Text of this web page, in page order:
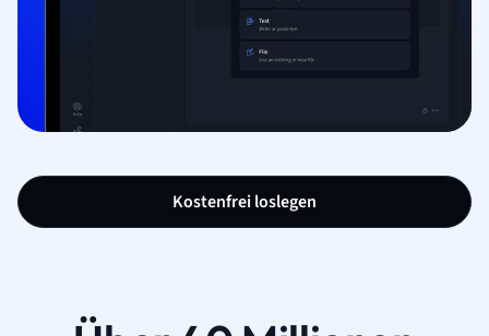
Kostenfrei loslegen